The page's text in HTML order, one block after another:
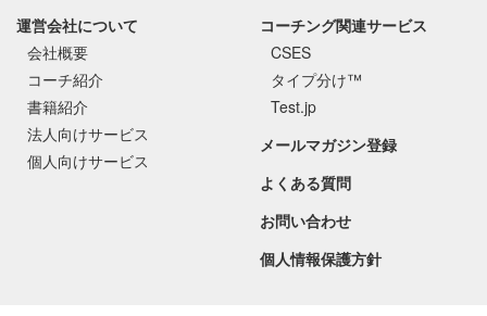
運営会社について
会社概要
コーチ紹介
書籍紹介
法人向けサービス
個人向けサービス
コーチング関連サービス
CSES
タイプ分け™
Test.jp
メールマガジン登録
よくある質問
お問い合わせ
個人情報保護方針